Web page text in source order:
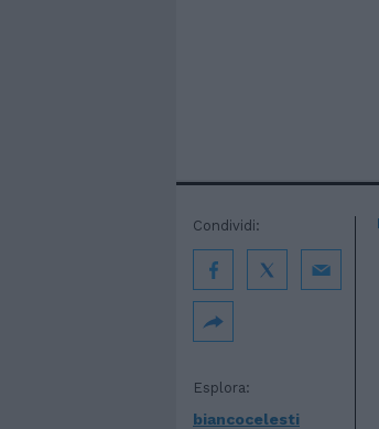
Esplora:
biancocelesti
Condividi: